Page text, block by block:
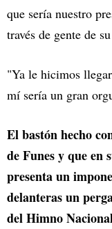
que sería nuestro
través de gente de
"Ya le hicimos
mí sería un gran
El bastón hecho
de Funes y que en
presenta un
delanteras un
del Himno